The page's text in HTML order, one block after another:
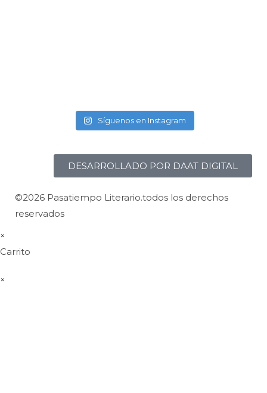
Síguenos en Instagram
©2026 Pasatiempo Literario.todos los derechos
reservados
DESARROLLADO POR DAAT DIGITAL
×
Carrito
×